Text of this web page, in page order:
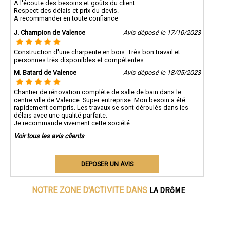
A l'écoute des besoins et goûts du client.
Respect des délais et prix du devis.
A recommander en toute confiance
J. Champion de Valence
Avis déposé le 17/10/2023
Construction d'une charpente en bois. Très bon travail et
personnes très disponibles et compétentes
M. Batard de Valence
Avis déposé le 18/05/2023
Chantier de rénovation complète de salle de bain dans le
centre ville de Valence. Super entreprise. Mon besoin a été
rapidement compris. Les travaux se sont déroulés dans les
délais avec une qualité parfaite.
Je recommande vivement cette société.
Voir tous les avis clients
DEPOSER UN AVIS
NOTRE ZONE D'ACTIVITE DANS LA DRôME